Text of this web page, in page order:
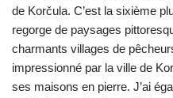
de Korčula. C’est la sixième
regorge de paysages
charmants villages de
impressionné par la ville de
ses maisons en pierre. J’ai